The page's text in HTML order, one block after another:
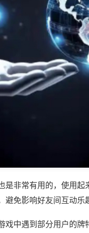
非常有用的，使用起
免影响好友间互动乐
戏中遇到部分用户的牌